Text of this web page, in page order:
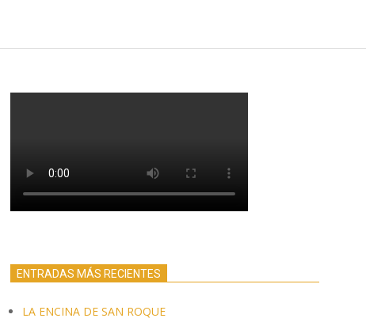
ENTRADAS MÁS RECIENTES
LA ENCINA DE SAN ROQUE